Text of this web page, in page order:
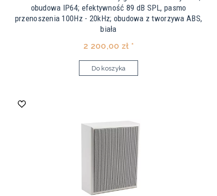
obudowa IP64; efektywność 89 dB SPL, pasmo
przenoszenia 100Hz - 20kHz; obudowa z tworzywa ABS,
biała
2 200,00 zł *
Do koszyka